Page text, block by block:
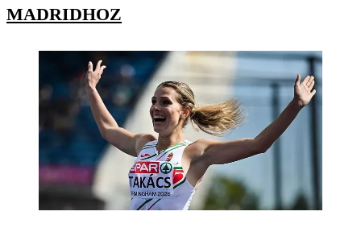
MADRIDHOZ